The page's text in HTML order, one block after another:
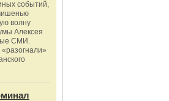
событий,
волну
Алексея
СМИ.